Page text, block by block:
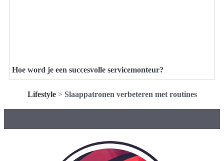
Hoe word je een succesvolle servicemonteur?
Lifestyle> Slaappatronen verbeteren met routines